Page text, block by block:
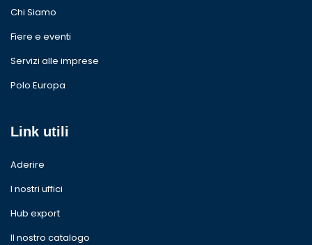
Chi Siamo
Fiere e eventi
Servizi alle imprese
Polo Europa
Link utili
Aderire
I nostri uffici
Hub export
Il nostro catalogo